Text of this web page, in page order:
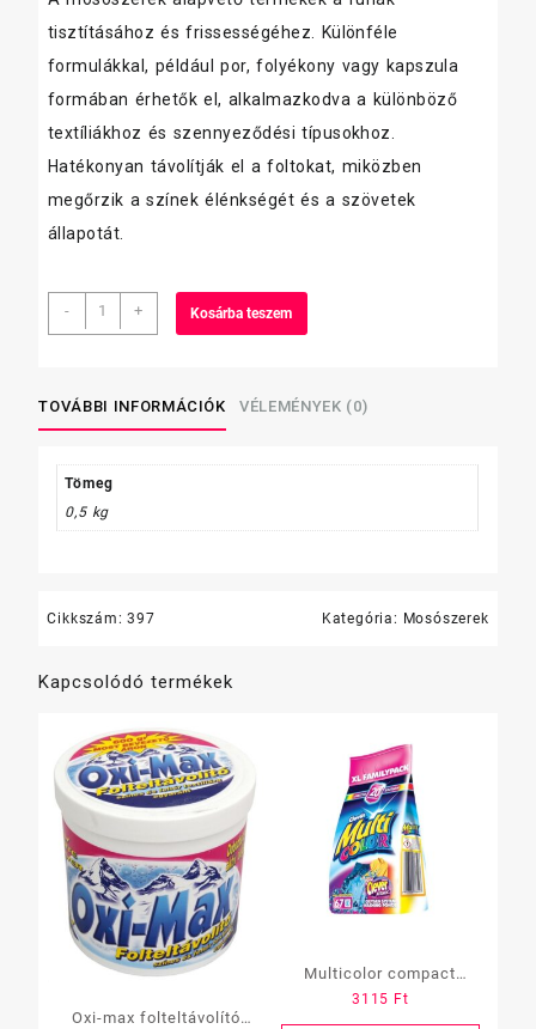
tisztításához és frissességéhez. Különféle
formulákkal, például por, folyékony vagy kapszula
formában érhetők el, alkalmazkodva a különböző
textíliákhoz és szennyeződési típusokhoz.
Hatékonyan távolítják el a foltokat, miközben
megőrzik a színek élénkségét és a szövetek
állapotát.
-
Dalma
mosókrém
mennyiség
+ Kosárba teszem
TOVÁBBI INFORMÁCIÓK VÉLEMÉNYEK (0)
Tömeg
0,5 kg
Cikkszám:397 Kategória: Mosószerek
Kapcsolódó termékek
Oxi-max folteltávolító
Multicolor compact
mosópor 5 kg zacskós
3115 Ft